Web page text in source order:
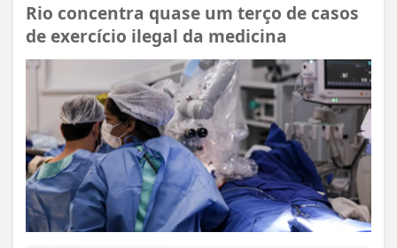
Rio concentra quase um terço de casos
de exercício ilegal da medicina